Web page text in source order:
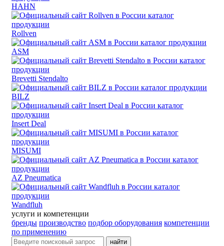
HAHN
Rollven
ASM
Brevetti Stendalto
BILZ
Insert Deal
MISUMI
AZ Pneumatica
Wandfluh
услуги и компетенции
бренды производство подбор оборудования компетенции
по применению
найти